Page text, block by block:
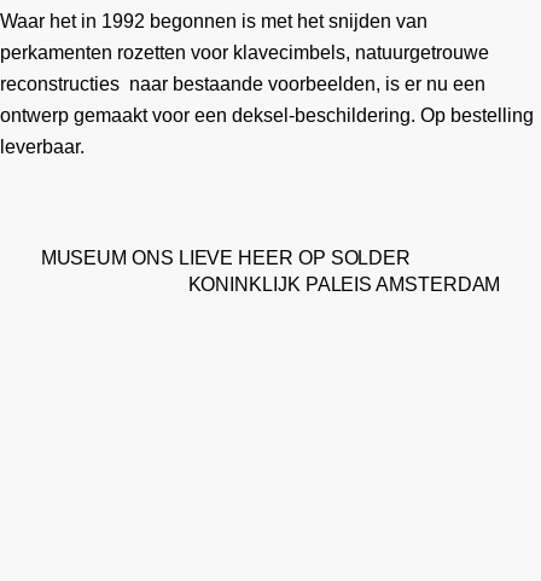
Waar het in 1992 begonnen is met het snijden van
perkamenten rozetten voor klavecimbels, natuurgetrouwe
reconstructies naar bestaande voorbeelden, is er nu een
ontwerp gemaakt voor een deksel-beschildering. Op bestelling
leverbaar.
MUSEUM ONS LIEVE HEER OP SOLDER
KONINKLIJK PALEIS AMSTERDAM